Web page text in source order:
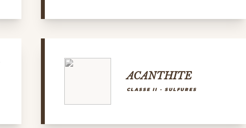
ACANTHITE
CLASSE II - SULFURES